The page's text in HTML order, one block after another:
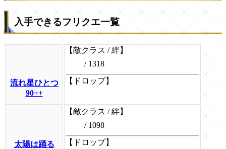
入手できるフリクエ一覧
流れ星ひとつ
90++
【敵クラス / 絆】
/ 1318
【ドロップ】
太陽は踊る
【敵クラス / 絆】
/ 1098
【ドロップ】